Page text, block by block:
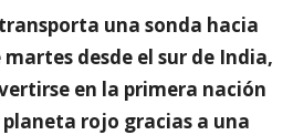
una sonda hacia
desde el sur de India,
en la primera nación
rojo gracias a una